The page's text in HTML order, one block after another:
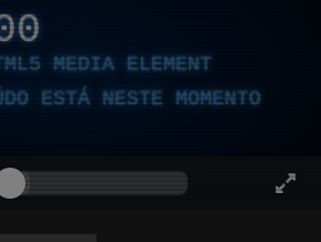
MEDIA ELEMENT
ESTÁ NESTE MOMENTO